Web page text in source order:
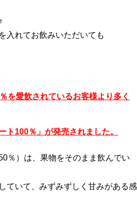
入れてお飲みいただいても
を愛飲されているお客様より多く
ト100％」が発売されました。
％）は、果物をそのまま飲んでい
ていて、みずみずしく甘みがある感